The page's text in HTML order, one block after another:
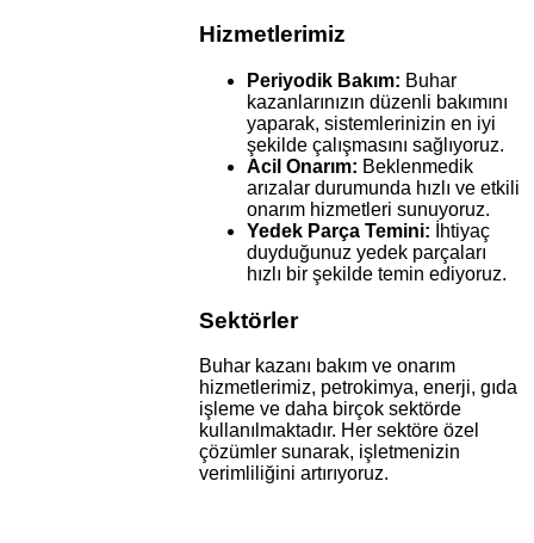
Hizmetlerimiz
Periyodik Bakım: Buhar
kazanlarınızın düzenli bakımını
yaparak, sistemlerinizin en iyi
şekilde çalışmasını sağlıyoruz.
Acil Onarım: Beklenmedik
arızalar durumunda hızlı ve etkili
onarım hizmetleri sunuyoruz.
Yedek Parça Temini: İhtiyaç
duyduğunuz yedek parçaları
hızlı bir şekilde temin ediyoruz.
Sektörler
Buhar kazanı bakım ve onarım
hizmetlerimiz, petrokimya, enerji, gıda
işleme ve daha birçok sektörde
kullanılmaktadır. Her sektöre özel
çözümler sunarak, işletmenizin
verimliliğini artırıyoruz.